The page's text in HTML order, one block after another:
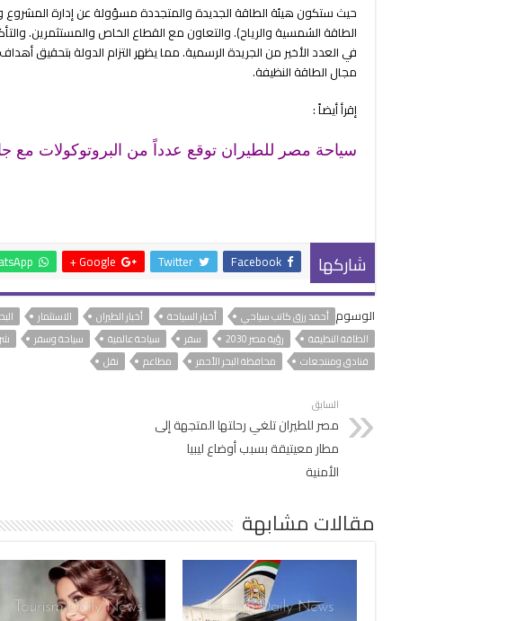
حيث ستكون هيئة الطاقة الجديدة والمتجددة مسؤولة عن إدارة المشروع
الطاقة الشمسية والرياح). والتعاون مع القطاع الخاص والمستثمرين. والتأكد
مجال الطاقة النظيفة.
إقرأ أيضاً :
سياحة مصر للطيران توقع عدداً من البروتوكولات
شاركها Facebook
Twitter
Google +
الوسوم أحمد رزق كاتب سياحي أخبار السياحة أخبار الطيران الاستثمار
الطاقة النظيفة
رؤية مصر 2030 سفر سياحة عالمية سياحة وسفر
فنادق ومنتجعات
محافظة البحر الأحمر مطاعم نقل
السابق
مصر للطيران تلغي رحلتها المتجهة إلى
مطار معيتيقة بسبب أوضاع ليبيا
الأمنية
مقالات مشابهة